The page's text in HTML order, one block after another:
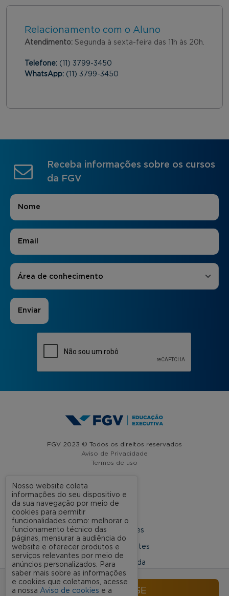
INSCREVA-SE
Relacionamento com o Aluno
Atendimento: Segunda à sexta-feira das 11h às 20h.
Telefone: (11) 3799-3450
WhatsApp: (11) 3799-3450
Receba informações sobre os cursos
da FGV
Nome
E-mail
Áreas de Interesse
Área de conhecimento
FGV 2023 © Todos os direitos reservados
Aviso de Privacidade
Termos de uso
A FGV
Nossas Unidades
Dúvidas Frequentes
Rede Conveniada
Ouvidoria Acadêmica
Nosso website coleta
informações do seu dispositivo e
da sua navegação por meio de
cookies para permitir
funcionalidades como: melhorar o
funcionamento técnico das
páginas, mensurar a audiência do
website e oferecer produtos e
serviços relevantes por meio de
anúncios personalizados. Para
saber mais sobre as informações
e cookies que coletamos, acesse
a nossa Aviso de cookies e a